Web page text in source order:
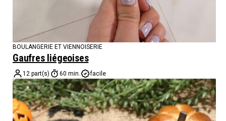
BOULANGERIE ET VIENNOISERIE
Gaufres liégeoises
12 part(s) 60 min. facile